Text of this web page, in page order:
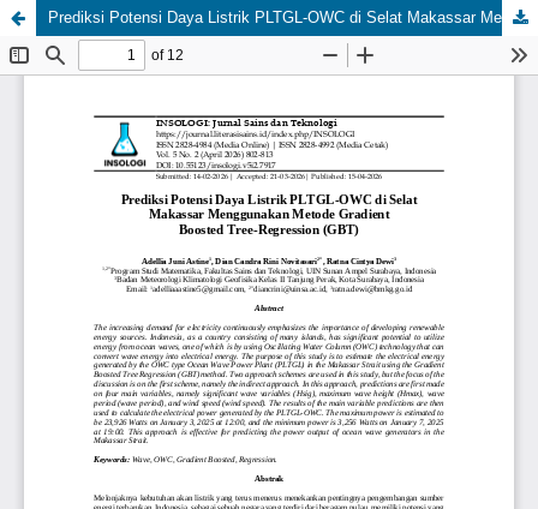
Prediksi Potensi Daya Listrik PLTGL-OWC di Selat Makassar Menggunakan Metode Gradient Boosted Tree-Regression (GBT)